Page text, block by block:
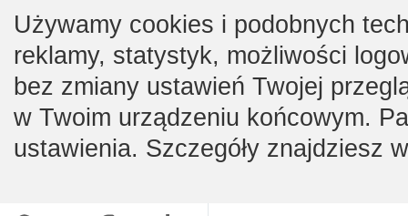
Używamy cookies i podobnych
reklamy, statystyk, możliwości
bez zmiany ustawień Twojej
w Twoim urządzeniu końcowym.
ustawienia. Szczegóły znajdziesz